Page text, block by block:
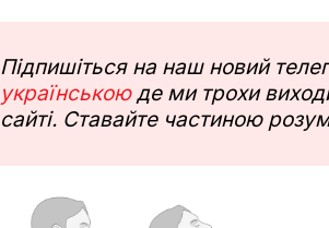
Підпишіться на наш новий
українськоюде ми трохи
сайті. Ставайте частиною